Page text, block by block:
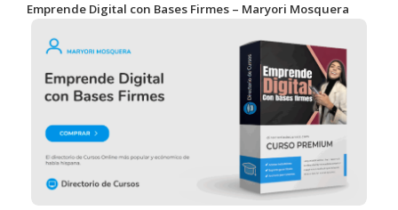
Emprende Digital con Bases Firmes – Maryori Mosquera